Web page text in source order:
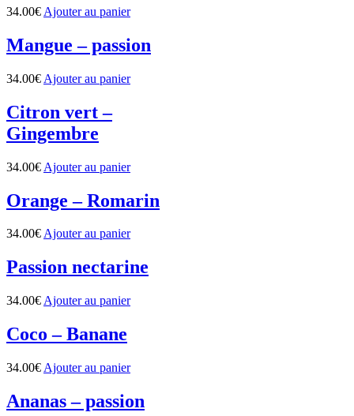
34.00€ Ajouter au panier
Mangue – passion
34.00€ Ajouter au panier
Citron vert –
Gingembre
34.00€ Ajouter au panier
Orange – Romarin
34.00€Ajouter au panier
Passion nectarine
34.00€ Ajouter au panier
Coco – Banane
34.00€ Ajouter au panier
Ananas – passion